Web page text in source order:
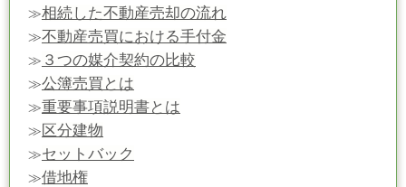
≫相続した不動産売却の流れ
≫不動産売買における手付金
≫ ３つの媒介契約の比較
≫公簿売買とは
≫重要事項説明書とは
≫区分建物
≫セットバック
≫借地権